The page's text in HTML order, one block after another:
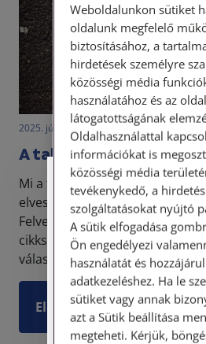
2025. július 25. • dr. Szabó Krisztián
A találás jogi
Mi a teendőnk abban a
elvesztett értékes tárgyat vagy
Felvehetjük és megtarthatjuk?
cikksorozatunkban ezekre a
válaszolni.
Elolvasom
Személyes
Tisztelt Ügyfeleink!
Személyes
történő előzetes
szerdai napokon érhető el.
Címünk: 1087 Budapest,
30/A. 8. emelet. Pontos
Weboldalunkon sütiket
oldalunk megfelelő
biztosításához, a
hirdetések személyre
közösségi média
használatához és az
látogatottságának
Oldalhasználattal
információkat is
közösségi média
tevékenykedő, a
szolgáltatásokat nyújtó
A sütik elfogadása
Ön engedélyezi
használatát és
adatkezeléshez. Ha le
sütiket vagy annak
azt a Sütik beállítása
megteheti. Kérjük,